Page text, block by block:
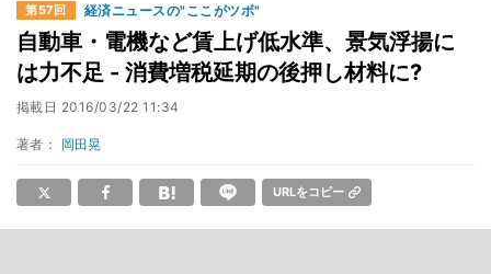
第57回 経済ニュースの"ここがツボ"
自動車・電機など賃上げ低水準、景気浮揚に
は力不足 - 消費増税延期の後押し材料に?
掲載日 2016/03/22 11:34
著者： 岡田晃
URLをコピー